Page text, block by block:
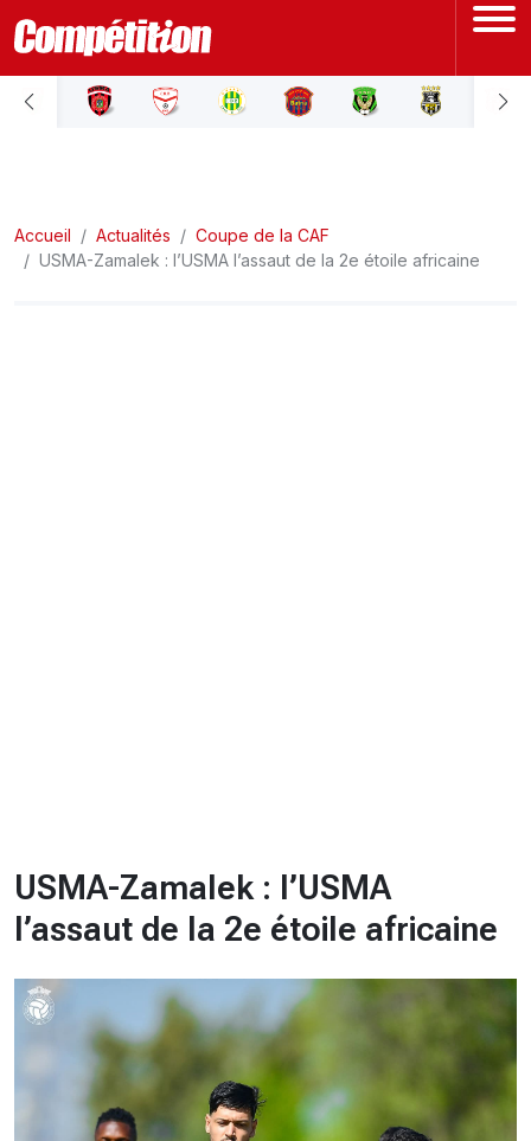
ACCUEIL
LIGUE 2
Accueil Actualités
Coupe de la CAF
USMA-Zamalek : l’USMA l’assaut de la 2e étoile africaine
USMA-Zamalek : l’USMA
l’assaut de la 2e étoile africaine